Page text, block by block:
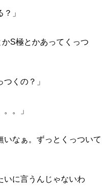
」
S極とかあってくっつ
くの？」
。」
いなぁ。ずっとくっついて
いに言うんじゃないわ